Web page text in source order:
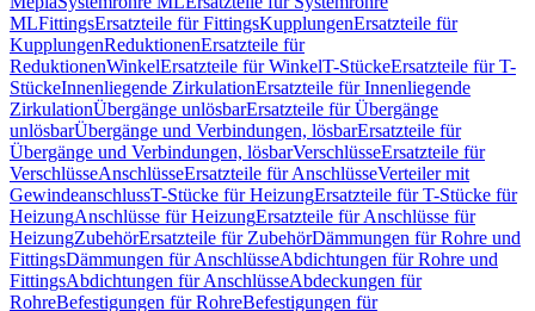
MLFittingsErsatzteile für FittingsKupplungenErsatzteile für
KupplungenReduktionenErsatzteile für
ReduktionenWinkelErsatzteile für WinkelT-StückeErsatzteile für T-
StückeInnenliegende ZirkulationErsatzteile für Innenliegende
ZirkulationÜbergänge unlösbarErsatzteile für Übergänge
unlösbarÜbergänge und Verbindungen, lösbarErsatzteile für
Übergänge und Verbindungen, lösbarVerschlüsseErsatzteile für
VerschlüsseAnschlüsseErsatzteile für AnschlüsseVerteiler mit
GewindeanschlussT-Stücke für HeizungErsatzteile für T-Stücke für
HeizungAnschlüsse für HeizungErsatzteile für Anschlüsse für
HeizungZubehörErsatzteile für ZubehörDämmungen für Rohre und
FittingsDämmungen für AnschlüsseAbdichtungen für Rohre und
FittingsAbdichtungen für AnschlüsseAbdeckungen für
RohreBefestigungen für RohreBefestigungen für